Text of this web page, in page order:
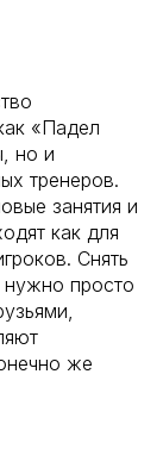
«Падел
но и
тренеров.
занятия и
как для
Снять
просто
же